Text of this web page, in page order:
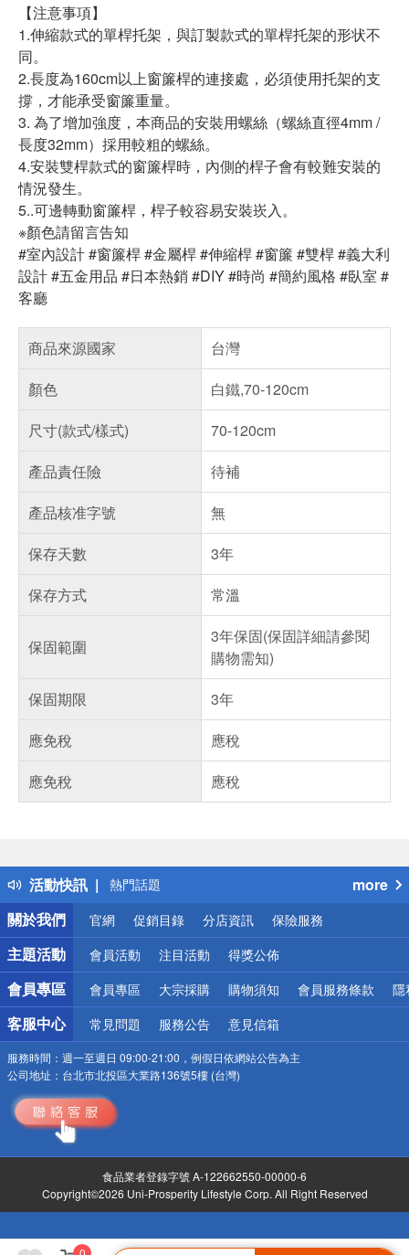
【注意事項】
1.伸縮款式的單桿托架，與訂製款式的單桿托架的形状不
同。
2.長度為160cm以上窗簾桿的連接處，必須使用托架的支
撐，才能承受窗簾重量。
3. 為了增加強度，本商品的安裝用螺絲（螺絲直徑4mm /
長度32mm）採用較粗的螺絲。
4.安裝雙桿款式的窗簾桿時，內側的桿子會有較難安裝的
情況發生。
5..可邊轉動窗簾桿，桿子較容易安裝崁入。
※顏色請留言告知
#室內設計 #窗簾桿 #金屬桿 #伸縮桿 #窗簾 #雙桿 #義大利
設計 #五金用品 #日本熱銷 #DIY #時尚 #簡約風格 #臥室 #
客廳
商品來源國家
台灣
顏色
白鐵,70-120cm
尺寸(款式/樣式)
70-120cm
產品責任險
待補
產品核准字號
無
保存天數
3年
保存方式
常溫
保固範圍
3年保固(保固詳細請參閱
購物需知)
保固期限
3年
應免稅
應稅
應免稅
應稅
活動快訊
得獎公告
熱門話題
銀行優惠
偏遠地區配送
詐騙網頁！請小心！
more
關於我們
官網 促銷目錄 分店資訊 保險服務
主題活動 會員活動 注目活動 得獎公佈
會員專區 會員專區 大宗採購 購物須知 會員服務條款 隱
客服中心 常見問題 服務公告 意見信箱
服務時間： 週一至週日 09:00-21:00，例假日依網站公告為主
公司地址： 台北市北投區大業路136號5樓 (台灣)
食品業者登錄字號 A-122662550-00000-6
Copyright©2026 Uni-Prosperity Lifestyle Corp. All Right Reserved